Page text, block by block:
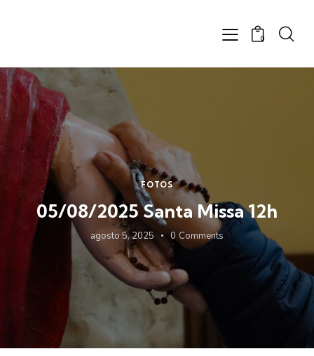
0
FOTOS
05/08/2025 Santa Missa 12h
agosto 5, 2025 0 Comments